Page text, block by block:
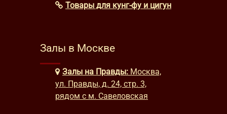
Товары для кунг-фу и цигун
Залы в Москве
Залы на Правды: Москва,
ул. Правды, д. 24, стр. 3,
рядом с м. Савеловская